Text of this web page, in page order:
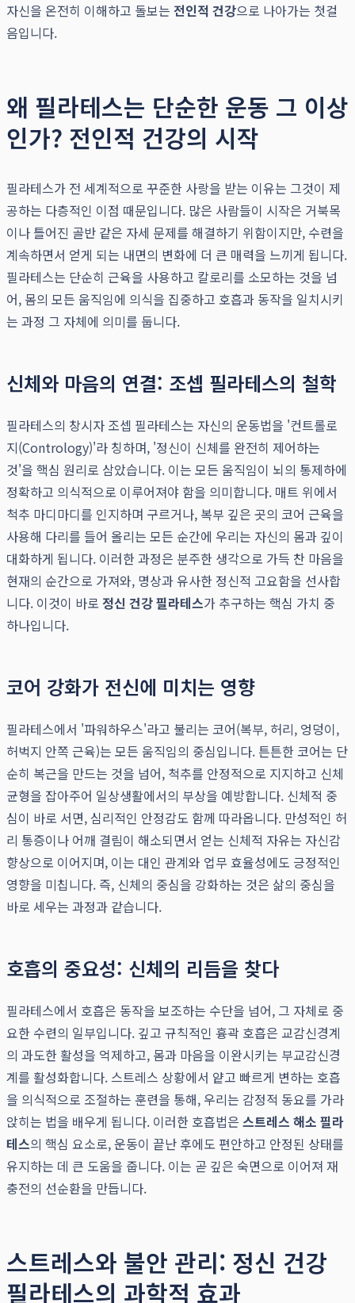
자신을 온전히 이해하고 돌보는 전인적 건강으로 나아가는 첫걸
음입니다.
왜 필라테스는 단순한 운동 그 이상
인가? 전인적 건강의 시작
필라테스가 전 세계적으로 꾸준한 사랑을 받는 이유는 그것이 제
공하는 다층적인 이점 때문입니다. 많은 사람들이 시작은 거북목
이나 틀어진 골반 같은 자세 문제를 해결하기 위함이지만, 수련을
계속하면서 얻게 되는 내면의 변화에 더 큰 매력을 느끼게 됩니다.
필라테스는 단순히 근육을 사용하고 칼로리를 소모하는 것을 넘
어, 몸의 모든 움직임에 의식을 집중하고 호흡과 동작을 일치시키
는 과정 그 자체에 의미를 둡니다.
신체와 마음의 연결: 조셉 필라테스의 철학
필라테스의 창시자 조셉 필라테스는 자신의 운동법을 '컨트롤로
지(Contrology)'라 칭하며, '정신이 신체를 완전히 제어하는
것'을 핵심 원리로 삼았습니다. 이는 모든 움직임이 뇌의 통제하에
정확하고 의식적으로 이루어져야 함을 의미합니다. 매트 위에서
척추 마디마디를 인지하며 구르거나, 복부 깊은 곳의 코어 근육을
사용해 다리를 들어 올리는 모든 순간에 우리는 자신의 몸과 깊이
대화하게 됩니다. 이러한 과정은 분주한 생각으로 가득 찬 마음을
현재의 순간으로 가져와, 명상과 유사한 정신적 고요함을 선사합
니다. 이것이 바로 정신 건강 필라테스가 추구하는 핵심 가치 중
하나입니다.
코어 강화가 전신에 미치는 영향
필라테스에서 '파워하우스'라고 불리는 코어(복부, 허리, 엉덩이,
허벅지 안쪽 근육)는 모든 움직임의 중심입니다. 튼튼한 코어는 단
순히 복근을 만드는 것을 넘어, 척추를 안정적으로 지지하고 신체
균형을 잡아주어 일상생활에서의 부상을 예방합니다. 신체적 중
심이 바로 서면, 심리적인 안정감도 함께 따라옵니다. 만성적인 허
리 통증이나 어깨 결림이 해소되면서 얻는 신체적 자유는 자신감
향상으로 이어지며, 이는 대인 관계와 업무 효율성에도 긍정적인
영향을 미칩니다. 즉, 신체의 중심을 강화하는 것은 삶의 중심을
바로 세우는 과정과 같습니다.
호흡의 중요성: 신체의 리듬을 찾다
필라테스에서 호흡은 동작을 보조하는 수단을 넘어, 그 자체로 중
요한 수련의 일부입니다. 깊고 규칙적인 흉곽 호흡은 교감신경계
의 과도한 활성을 억제하고, 몸과 마음을 이완시키는 부교감신경
계를 활성화합니다. 스트레스 상황에서 얕고 빠르게 변하는 호흡
을 의식적으로 조절하는 훈련을 통해, 우리는 감정적 동요를 가라
앉히는 법을 배우게 됩니다. 이러한 호흡법은 스트레스 해소 필라
테스의 핵심 요소로, 운동이 끝난 후에도 편안하고 안정된 상태를
유지하는 데 큰 도움을 줍니다. 이는 곧 깊은 숙면으로 이어져 재
충전의 선순환을 만듭니다.
스트레스와 불안 관리: 정신 건강
필라테스의 과학적 효과